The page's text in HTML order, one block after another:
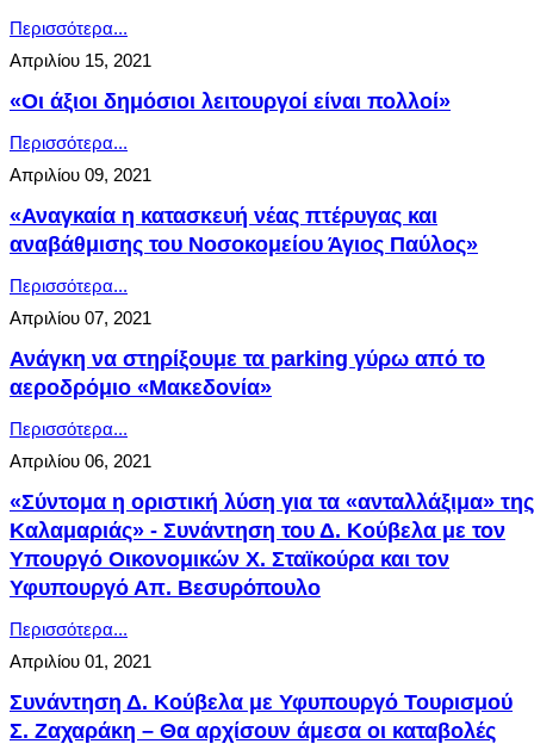
Περισσότερα...
Απριλίου 15, 2021
«Οι άξιοι δημόσιοι λειτουργοί είναι πολλοί»
Περισσότερα...
Απριλίου 09, 2021
«Αναγκαία η κατασκευή νέας πτέρυγας και
αναβάθμισης του Νοσοκομείου Άγιος Παύλος»
Περισσότερα...
Απριλίου 07, 2021
Ανάγκη να στηρίξουμε τα parking γύρω από το
αεροδρόμιο «Μακεδονία»
Περισσότερα...
Απριλίου 06, 2021
«Σύντομα η οριστική λύση για τα «ανταλλάξιμα» της
Καλαμαριάς» - Συνάντηση του Δ. Κούβελα με τον
Υπουργό Οικονομικών Χ. Σταϊκούρα και τον
Υφυπουργό Απ. Βεσυρόπουλο
Περισσότερα...
Απριλίου 01, 2021
Συνάντηση Δ. Κούβελα με Υφυπουργό Τουρισμού
Σ. Ζαχαράκη – Θα αρχίσουν άμεσα οι καταβολές